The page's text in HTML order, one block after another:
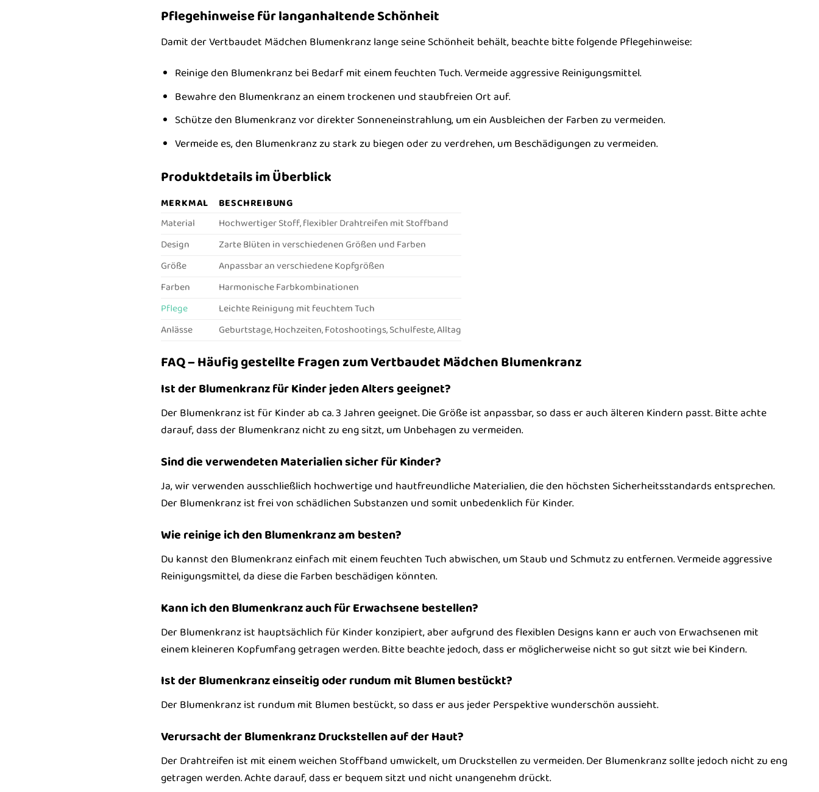
Pflegehinweise für langanhaltende Schönheit
Damit der Vertbaudet Mädchen Blumenkranz lange seine Schönheit behält, beachte bitte folgende Pflegehinweise:
Reinige den Blumenkranz bei Bedarf mit einem feuchten Tuch. Vermeide aggressive Reinigungsmittel.
Bewahre den Blumenkranz an einem trockenen und staubfreien Ort auf.
Schütze den Blumenkranz vor direkter Sonneneinstrahlung, um ein Ausbleichen der Farben zu vermeiden.
Vermeide es, den Blumenkranz zu stark zu biegen oder zu verdrehen, um Beschädigungen zu vermeiden.
Produktdetails im Überblick
MERKMAL
BESCHREIBUNG
Material
Hochwertiger Stoff, flexibler Drahtreifen mit Stoffband
Design
Zarte Blüten in verschiedenen Größen und Farben
Größe
Anpassbar an verschiedene Kopfgrößen
Farben
Harmonische Farbkombinationen
Pflege
Leichte Reinigung mit feuchtem Tuch
Anlässe
Geburtstage, Hochzeiten, Fotoshootings, Schulfeste, Alltag
FAQ – Häufig gestellte Fragen zum Vertbaudet Mädchen Blumenkranz
Ist der Blumenkranz für Kinder jeden Alters geeignet?
Der Blumenkranz ist für Kinder ab ca. 3 Jahren geeignet. Die Größe ist anpassbar, so dass er auch älteren Kindern passt. Bitte achte
darauf, dass der Blumenkranz nicht zu eng sitzt, um Unbehagen zu vermeiden.
Sind die verwendeten Materialien sicher für Kinder?
Ja, wir verwenden ausschließlich hochwertige und hautfreundliche Materialien, die den höchsten Sicherheitsstandards entsprechen.
Der Blumenkranz ist frei von schädlichen Substanzen und somit unbedenklich für Kinder.
Wie reinige ich den Blumenkranz am besten?
Du kannst den Blumenkranz einfach mit einem feuchten Tuch abwischen, um Staub und Schmutz zu entfernen. Vermeide aggressive
Reinigungsmittel, da diese die Farben beschädigen könnten.
Kann ich den Blumenkranz auch für Erwachsene bestellen?
Der Blumenkranz ist hauptsächlich für Kinder konzipiert, aber aufgrund des flexiblen Designs kann er auch von Erwachsenen mit
einem kleineren Kopfumfang getragen werden. Bitte beachte jedoch, dass er möglicherweise nicht so gut sitzt wie bei Kindern.
Ist der Blumenkranz einseitig oder rundum mit Blumen bestückt?
Der Blumenkranz ist rundum mit Blumen bestückt, so dass er aus jeder Perspektive wunderschön aussieht.
Verursacht der Blumenkranz Druckstellen auf der Haut?
Der Drahtreifen ist mit einem weichen Stoffband umwickelt, um Druckstellen zu vermeiden. Der Blumenkranz sollte jedoch nicht zu eng
getragen werden. Achte darauf, dass er bequem sitzt und nicht unangenehm drückt.